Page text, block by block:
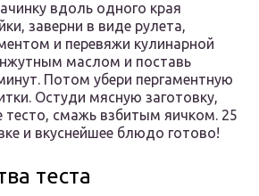
вдоль одного края
заверни в виде рулета,
и перевяжи кулинарной
маслом и поставь
Потом убери пергаментную
Остуди мясную заготовку,
тесто, смажь взбитым яичком. 25
и вкуснейшее блюдо готово!
теста